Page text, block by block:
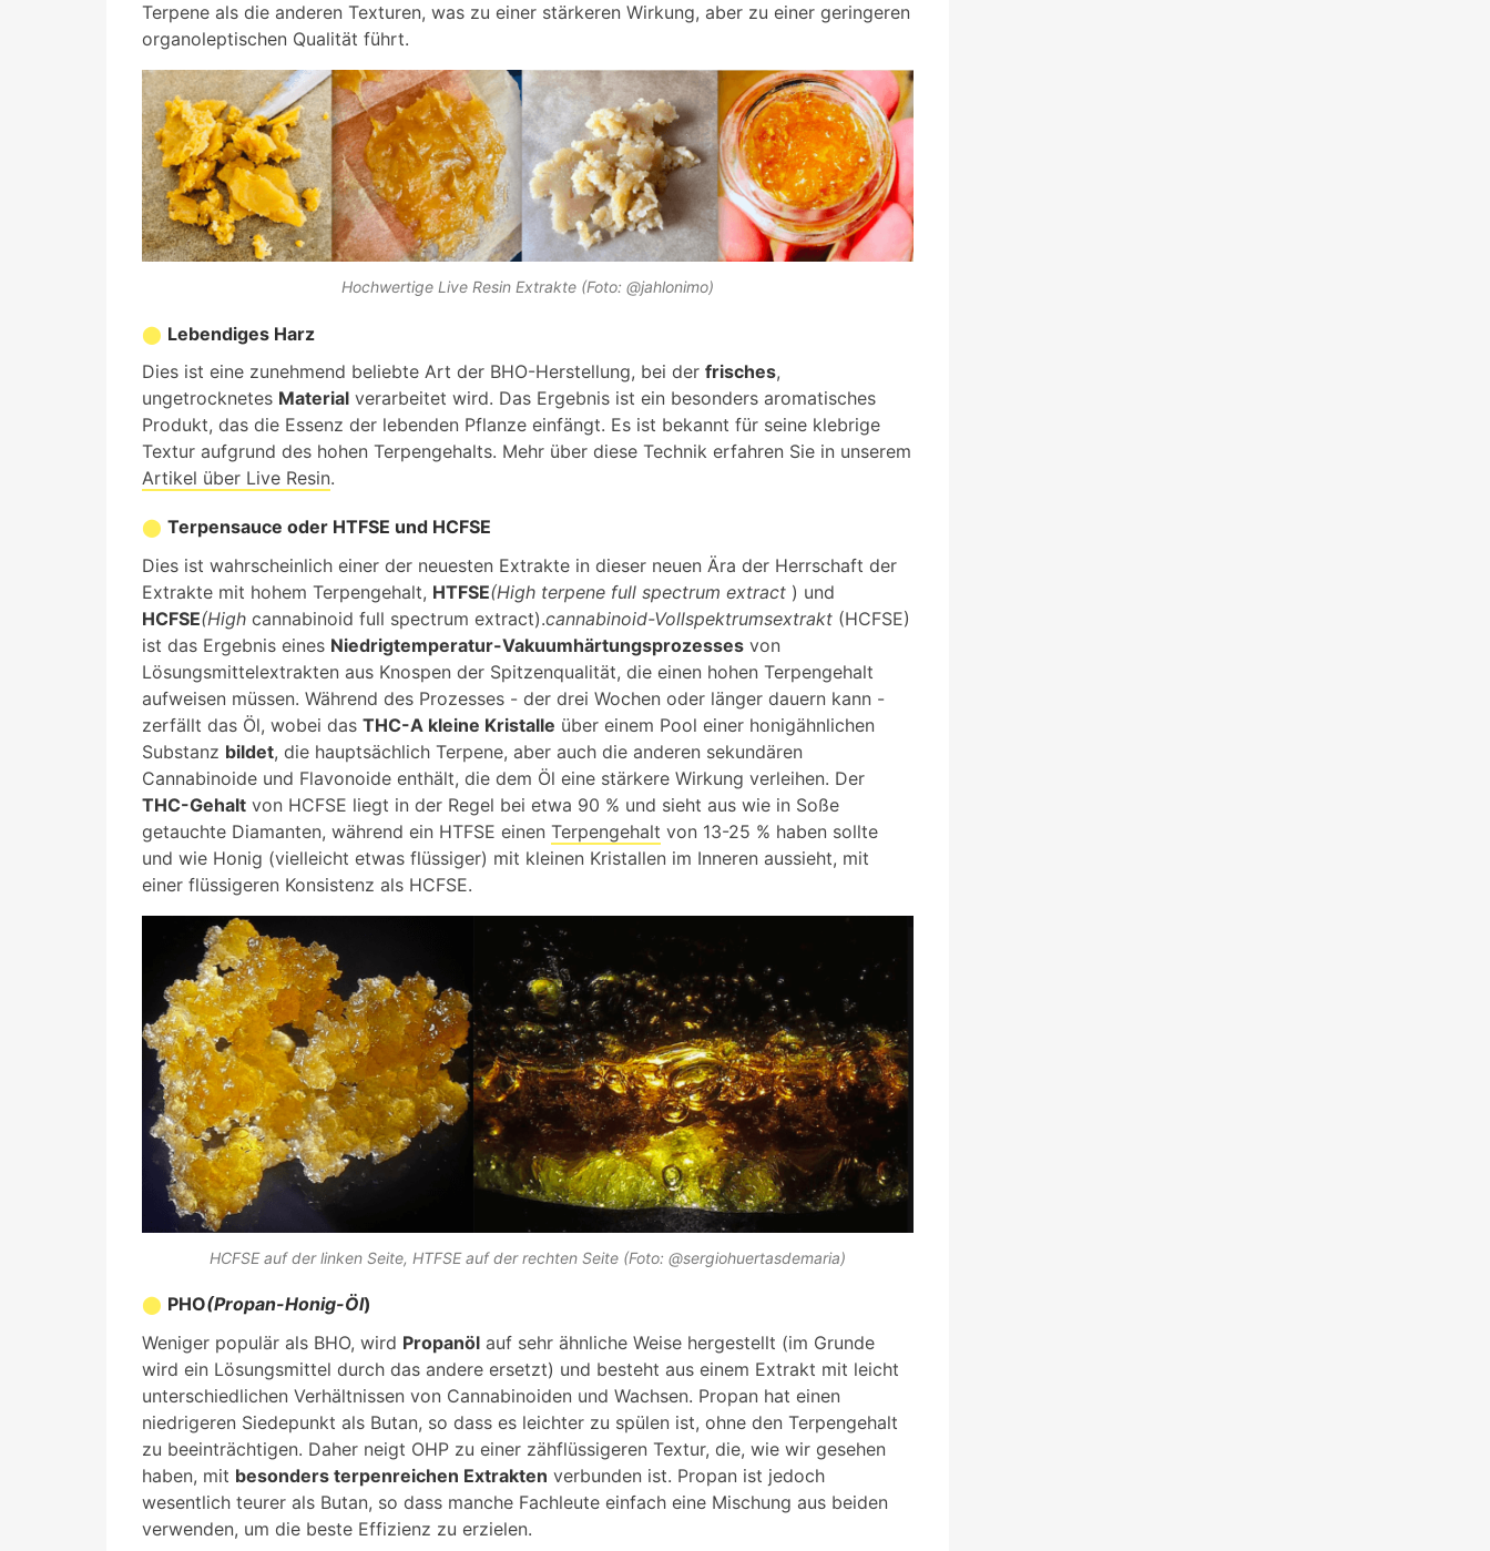
Terpene als die anderen Texturen, was zu einer stärkeren Wirkung, aber zu einer geringeren
organoleptischen Qualität führt.
Hochwertige Live Resin Extrakte (Foto: @jahlonimo)
Lebendiges Harz
Dies ist eine zunehmend beliebte Art der BHO-Herstellung, bei der frisches,
ungetrocknetes Material verarbeitet wird. Das Ergebnis ist ein besonders aromatisches
Produkt, das die Essenz der lebenden Pflanze einfängt. Es ist bekannt für seine klebrige
Textur aufgrund des hohen Terpengehalts. Mehr über diese Technik erfahren Sie in unserem
Artikel über Live Resin.
Terpensauce oder HTFSE und HCFSE
Dies ist wahrscheinlich einer der neuesten Extrakte in dieser neuen Ära der Herrschaft der
Extrakte mit hohem Terpengehalt, HTFSE(High terpene full spectrum extract ) und
HCFSE(High cannabinoid full spectrum extract).cannabinoid-Vollspektrumsextrakt (HCFSE)
ist das Ergebnis eines Niedrigtemperatur-Vakuumhärtungsprozesses von
Lösungsmittelextrakten aus Knospen der Spitzenqualität, die einen hohen Terpengehalt
aufweisen müssen. Während des Prozesses - der drei Wochen oder länger dauern kann -
zerfällt das Öl, wobei das THC-A kleine Kristalle über einem Pool einer honigähnlichen
Substanz bildet, die hauptsächlich Terpene, aber auch die anderen sekundären
Cannabinoide und Flavonoide enthält, die dem Öl eine stärkere Wirkung verleihen. Der
THC-Gehalt von HCFSE liegt in der Regel bei etwa 90 % und sieht aus wie in Soße
getauchte Diamanten, während ein HTFSE einen Terpengehalt von 13-25 % haben sollte
und wie Honig (vielleicht etwas flüssiger) mit kleinen Kristallen im Inneren aussieht, mit
einer flüssigeren Konsistenz als HCFSE.
HCFSE auf der linken Seite, HTFSE auf der rechten Seite (Foto: @sergiohuertasdemaria)
PHO(Propan-Honig-Öl)
Weniger populär als BHO, wird Propanöl auf sehr ähnliche Weise hergestellt (im Grunde
wird ein Lösungsmittel durch das andere ersetzt) und besteht aus einem Extrakt mit leicht
unterschiedlichen Verhältnissen von Cannabinoiden und Wachsen. Propan hat einen
niedrigeren Siedepunkt als Butan, so dass es leichter zu spülen ist, ohne den Terpengehalt
zu beeinträchtigen. Daher neigt OHP zu einer zähflüssigeren Textur, die, wie wir gesehen
haben, mit besonders terpenreichen Extrakten verbunden ist. Propan ist jedoch
wesentlich teurer als Butan, so dass manche Fachleute einfach eine Mischung aus beiden
verwenden, um die beste Effizienz zu erzielen.